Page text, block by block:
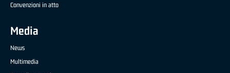
Convenzioni in atto
Media
News
Multimedia